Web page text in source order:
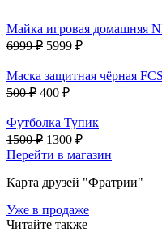
Майка игровая домашняя
6999 ₽ 5999 ₽
Маска защитная чёрная
500 ₽ 400 ₽
Футболка Тупик
1500 ₽ 1300 ₽
Перейти в магазин
Карта друзей "Фратрии"
Уже в продаже
Читайте также